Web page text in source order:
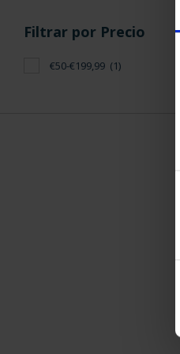
Filtrar por Precio
€50-€199,99 (1)